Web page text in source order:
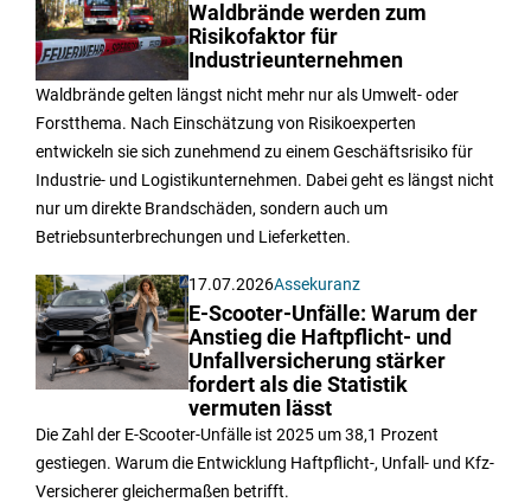
Waldbrände werden zum
Risikofaktor für
Industrieunternehmen
Waldbrände gelten längst nicht mehr nur als Umwelt- oder
Forstthema. Nach Einschätzung von Risikoexperten
entwickeln sie sich zunehmend zu einem Geschäftsrisiko für
Industrie- und Logistikunternehmen. Dabei geht es längst nicht
nur um direkte Brandschäden, sondern auch um
Betriebsunterbrechungen und Lieferketten.
17.07.2026Assekuranz
E-Scooter-Unfälle: Warum der
Anstieg die Haftpflicht- und
Unfallversicherung stärker
fordert als die Statistik
vermuten lässt
Die Zahl der E-Scooter-Unfälle ist 2025 um 38,1 Prozent
gestiegen. Warum die Entwicklung Haftpflicht-, Unfall- und Kfz-
Versicherer gleichermaßen betrifft.